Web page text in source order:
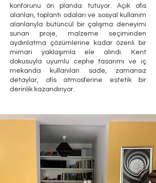
konforunu ön planda tutuyor. Açık ofis
alanları, toplantı odaları ve sosyal kullanım
alanlarıyla bütüncül bir çalışma deneyimi
sunan proje, malzeme seçiminden
aydınlatma çözümlerine kadar özenli bir
mimari yaklaşımla ele alındı. Kent
dokusuyla uyumlu cephe tasarımı ve iç
mekanda kullanılan sade, zamansız
detaylar, ofis atmosferine estetik bir
derinlik kazandırıyor.